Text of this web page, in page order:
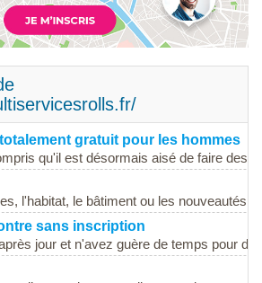
gratuit pour les hommes
qu'il est désormais aisé de faire des
l'habitat, le bâtiment ou les nouveautés
sans inscription
jour et n'avez guère de temps pour